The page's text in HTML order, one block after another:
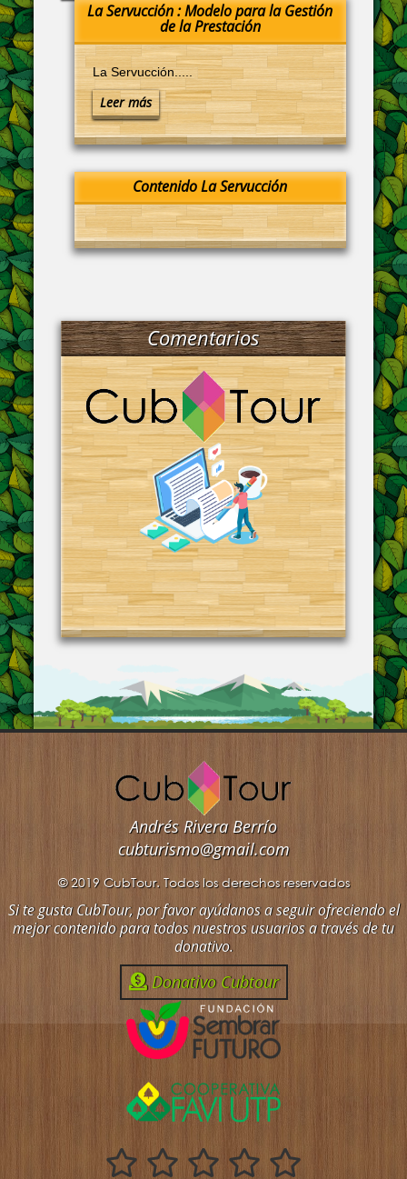
La Servucción : Modelo para la Gestión
de la Prestación
La Servucción.....
Leer más
Contenido La Servucción
Comentarios
Andrés Rivera Berrío
cubturismo@gmail.com
© 2019 CubTour. Todos los derechos reservados
Si te gusta CubTour, por favor ayúdanos a seguir ofreciendo el
mejor contenido para todos nuestros usuarios a través de tu
donativo.
Donativo Cubtour